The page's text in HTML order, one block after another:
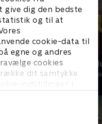
dig den bedste
og til at
cookie-data til
egne og andres
cookies
dit samtykke
indstillinger’ i
Danmarks
TV-Shows • 1